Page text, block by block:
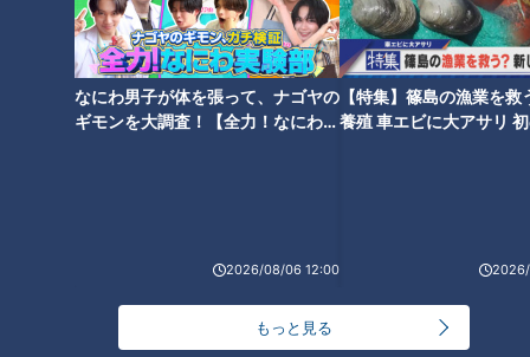
なにわ男子が体を張って、ナゴヤの
ギモンを大調査！【全力！なにわ実
2026/08/06 12:00
【特集】篠島の漁業を救
養殖 車エビに大アサリ
もっと見る
ほぼ岐阜・揖斐川町だけ愛され
ほぼ岐阜・高山市高根町だけ愛